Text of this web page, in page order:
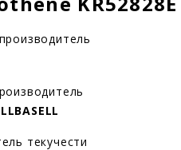
текучести